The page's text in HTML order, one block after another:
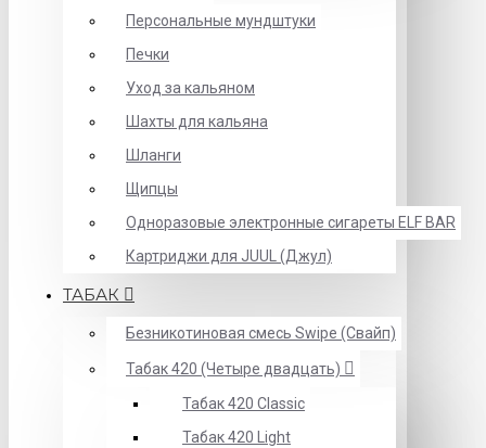
Персональные мундштуки
Печки
Уход за кальяном
Шахты для кальяна
Шланги
Щипцы
Одноразовые электронные сигареты ELF BAR
Картриджи для JUUL (Джул)
ТАБАК
Безникотиновая смесь Swipe (Свайп)
Табак 420 (Четыре двадцать)
Табак 420 Classic
Табак 420 Light